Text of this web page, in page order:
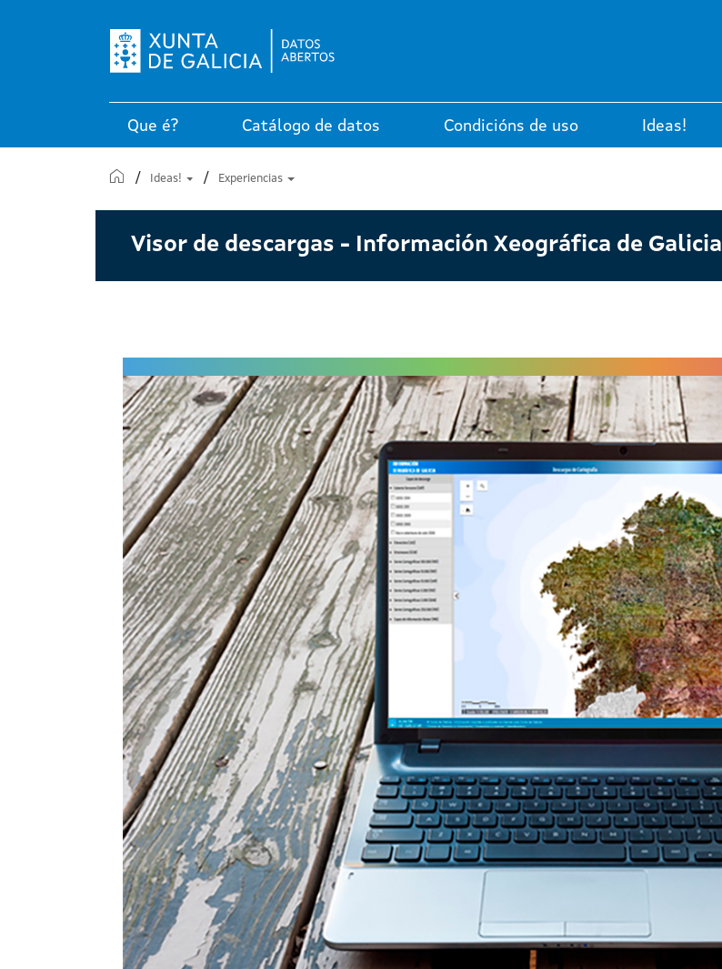
Que é? Catálogo de datos Condicións de uso Ideas!
InicioIdeas! Experiencias
Visor de descargas - Información Xeográfica de Galicia